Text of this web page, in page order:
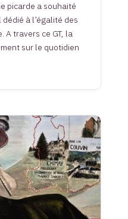
picarde a souhaité
à l’égalité des
A travers ce GT, la
sur le quotidien